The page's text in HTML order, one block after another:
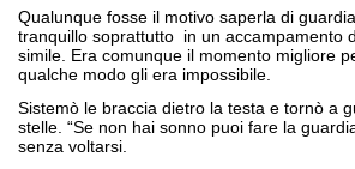
Qualunque fosse il motivo saperla di
tranquillo soprattutto in un accampamento
simile. Era comunque il momento migliore
qualche modo gli era impossibile.
Sistemò le braccia dietro la testa e tornò a
stelle. “Se non hai sonno puoi fare la
senza voltarsi.